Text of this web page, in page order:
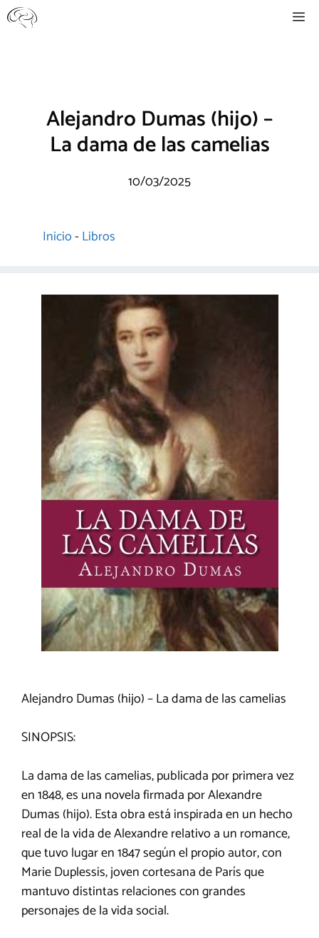
Saltar
al
Alejandro Dumas (hijo) –
La dama de las camelias
10/03/2025
Inicio-Libros
Alejandro Dumas (hijo) – La dama de las camelias
SINOPSIS:
La dama de las camelias, publicada por primera vez
en 1848, es una novela firmada por Alexandre
Dumas (hijo). Esta obra está inspirada en un hecho
real de la vida de Alexandre relativo a un romance,
que tuvo lugar en 1847 según el propio autor, con
Marie Duplessis, joven cortesana de París que
mantuvo distintas relaciones con grandes
personajes de la vida social.